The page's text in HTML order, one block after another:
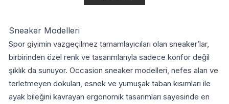
Sneaker Modelleri
Spor giyimin vazgeçilmez tamamlayıcıları olan sneaker’lar,
birbirinden özel renk ve tasarımlarıyla sadece konfor değil
şıklık da sunuyor. Occasion sneaker modelleri, nefes alan ve
terletmeyen dokuları, esnek ve yumuşak taban kısımları ile
ayak bileğini kavrayan ergonomik tasarımları sayesinde en